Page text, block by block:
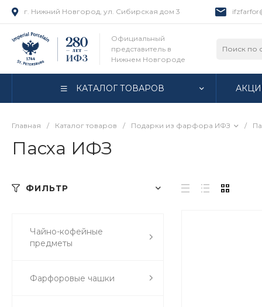
г. Нижний Новгород, ул. Сибирская дом 3
Официальный
представитель в
Нижнем Новгороде
КАТАЛОГ ТОВАРОВ
Главная / Каталог товаров / Подарки из фарфора ИФЗ /
Пасха ИФЗ
ФИЛЬТР
Чайно-кофейные
предметы
Фарфоровые чашки